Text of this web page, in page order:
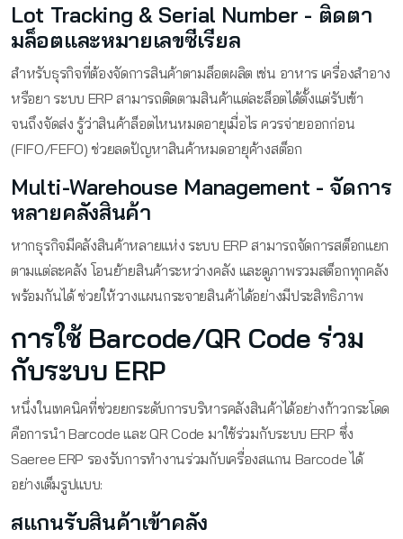
Lot Tracking & Serial Number - ติดตา
มล็อตและหมายเลขซีเรียล
สำหรับธุรกิจที่ต้องจัดการสินค้าตามล็อตผลิต เช่น อาหาร เครื่องสำอาง
หรือยา ระบบ ERP สามารถติดตามสินค้าแต่ละล็อตได้ตั้งแต่รับเข้า
จนถึงจัดส่ง รู้ว่าสินค้าล็อตไหนหมดอายุเมื่อไร ควรจ่ายออกก่อน
(FIFO/FEFO) ช่วยลดปัญหาสินค้าหมดอายุค้างสต็อก
Multi-Warehouse Management - จัดการ
หลายคลังสินค้า
หากธุรกิจมีคลังสินค้าหลายแห่ง ระบบ ERP สามารถจัดการสต็อกแยก
ตามแต่ละคลัง โอนย้ายสินค้าระหว่างคลัง และดูภาพรวมสต็อกทุกคลัง
พร้อมกันได้ ช่วยให้วางแผนกระจายสินค้าได้อย่างมีประสิทธิภาพ
การใช้ Barcode/QR Code ร่วม
กับระบบ ERP
หนึ่งในเทคนิคที่ช่วยยกระดับการบริหารคลังสินค้าได้อย่างก้าวกระโดด
คือการนำ Barcode และ QR Code มาใช้ร่วมกับระบบ ERP ซึ่ง
Saeree ERP รองรับการทำงานร่วมกับเครื่องสแกน Barcode ได้
อย่างเต็มรูปแบบ:
สแกนรับสินค้าเข้าคลัง